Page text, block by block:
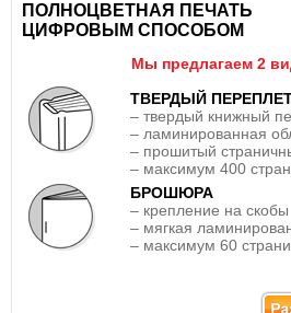
ПОЛНОЦВЕТНАЯ ПЕЧАТЬ
ЦИФРОВЫМ СПОСОБОМ
Мы предлагаем 2
ТВЕРДЫЙ
– твердый книжный
– ламинированная
– прошитый
– максимум 400
БРОШЮРА
– крепление на скобы
– мягкая
– максимум 60